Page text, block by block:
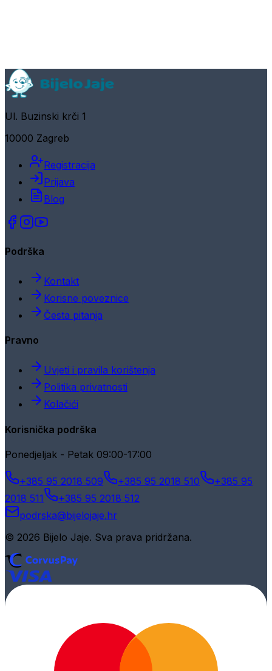
Ul. Buzinski krči 1
10000 Zagreb
Registracija
Prijava
Blog
Podrška
Kontakt
Korisne poveznice
Česta pitanja
Pravno
Uvjeti i pravila korištenja
Politika privatnosti
Kolačići
Korisnička podrška
Ponedjeljak - Petak 09:00-17:00
+385 95 2018 509 +385 95 2018 510
+385 95
2018 511
+385 95 2018 512
podrska@bijelojaje.hr
© 2026 Bijelo Jaje. Sva prava pridržana.